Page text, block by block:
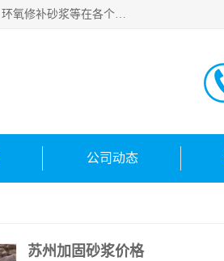
西安伊顿建材有限公司主营产品：CGM高强无收缩灌浆料，建筑结构胶，石材粘合剂，柔性防水材料，环氧修补砂浆等在各个行业得到了客户认可。
公司动态
苏州加固砂浆价格